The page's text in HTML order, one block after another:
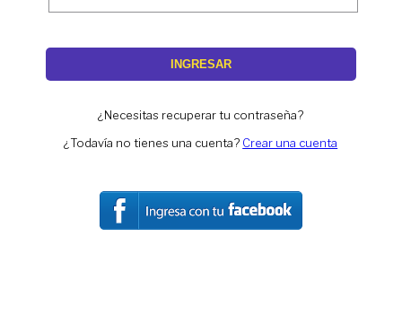
INGRESAR
¿Necesitas recuperar tu contraseña?
¿Todavía no tienes una cuenta? Crear una cuenta